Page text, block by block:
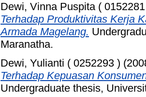
Dewi, Vinna Puspita (
Terhadap Produktivitas Kerja
Armada Magelang.
Maranatha.
Dewi, Yulianti ( 0252293 )
Terhadap Kepuasan
Undergraduate thesis,